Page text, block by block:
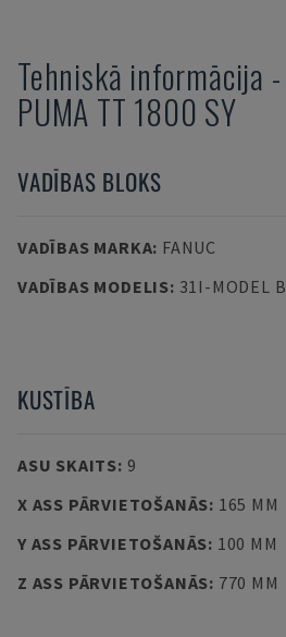
Tehniskā informācija -
PUMA TT 1800 SY
VADĪBAS BLOKS
VADĪBAS MARKA: FANUC
VADĪBAS MODELIS: 31I-MODEL B
KUSTĪBA
ASU SKAITS: 9
X ASS PĀRVIETOŠANĀS: 165 MM
Y ASS PĀRVIETOŠANĀS: 100 MM
Z ASS PĀRVIETOŠANĀS: 770 MM